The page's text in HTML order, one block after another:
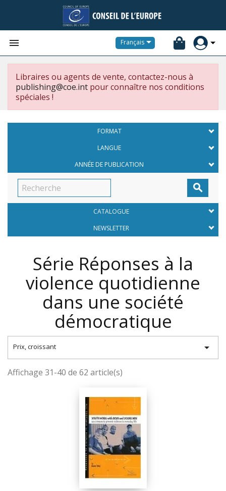
 Français
Libraires ou agents de vente, contactez-nous à
publishing@coe.int pour connaître nos conditions
spéciales !
FORMAT
LANGUE
ANNÉE DE PUBLICATION

CATALOGUE
NEWSLETTER
Série Réponses à la
violence quotidienne
dans une société
démocratique
Prix, croissant 
Affichage 31-40 de 62 article(s)